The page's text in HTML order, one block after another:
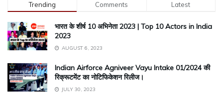
Trending Comments Latest
भारत के शीर्ष 10 अभिनेता 2023 | Top 10 Actors in India
2023
AUGUST 6, 2023
Indian Airforce Agniveer Vayu Intake 01/2024 की
रिक्रूटमेंट का नोटिफिकेशन रिलीज।
JULY 30, 2023